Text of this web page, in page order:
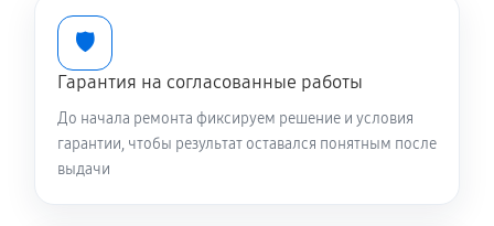
🛡️
Гарантия на согласованные работы
До начала ремонта фиксируем решение и условия
гарантии, чтобы результат оставался понятным после
выдачи